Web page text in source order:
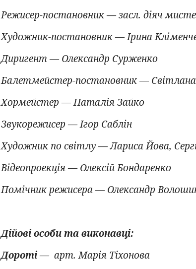
Режисер-постановник — засл. діяч
Художник-постановник — Ірина
Диригент — Олександр Сурженко
Балетмейстер-постановник —
Хормейстер — Наталія Зайко
Звукорежисер — Ігор Саблін
Художник по світлу — Лариса Йова,
Відеопроекція — Олексій Бондаренко
Помічник режисера — Олександр
Дійові особи та виконавці:
Дороті— арт. Марія Тіхонова